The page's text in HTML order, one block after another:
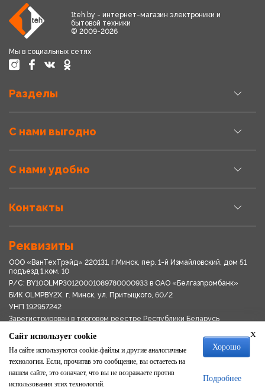
1teh.by - интернет-магазин электроники и
бытовой техники
© 2009-2026
Мы в социальных сетях
Разделы
С нами выгодно
С нами удобно
Контакты
Реквизиты
ООО «ВанТехТрэйд» 220131, г.Минск, пер. 1-й Измайловский, дом 51
подъезд 1,ком. 10
Р/С: BY10OLMP30120001089780000933 в OАО «Белгазпромбанк»
БИК OLMPBY2X. г. Минск, ул. Притыцкого, 60/2
УНП 192957242
Зарегистрирован в торговом реестре Республики Беларусь
Свидетельство о регистрации № 192957242выдано 18.08.2017
Мингориспоплком
Политика обработки персональных данных
Положение о системе видеонаблюдения
Политика в отношении обработки файлов cookie
x
Сайт использует cookie
На сайте используются cookie-файлы и другие аналогичные
технологии. Если, прочитав это сообщение, вы остаетесь на
нашем сайте, это означает, что вы не возражаете против
использования этих технологий.
Хорошо
Подробнее